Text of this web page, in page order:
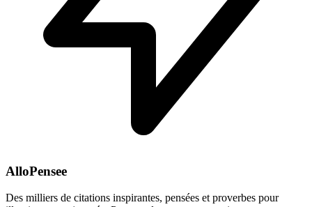
AlloPensee
Des milliers de citations inspirantes, pensées et proverbes pour